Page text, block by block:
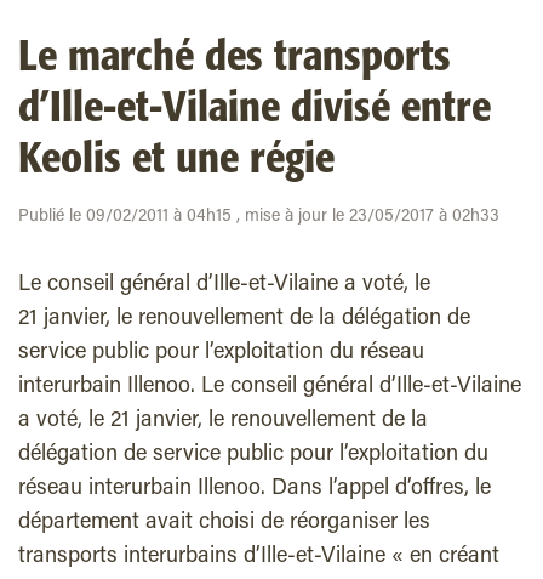
Le marché des transports
d’Ille-et-Vilaine divisé entre
Keolis et une régie
Publié le 09/02/2011 à 04h15 , mise à jour le 23/05/2017 à 02h33
Le conseil général d’Ille-et-Vilaine a voté, le
21 janvier, le renouvellement de la délégation de
service public pour l’exploitation du réseau
interurbain Illenoo. Le conseil général d’Ille-et-Vilaine
a voté, le 21 janvier, le renouvellement de la
délégation de service public pour l’exploitation du
réseau interurbain Illenoo. Dans l’appel d’offres, le
département avait choisi de réorganiser les
transports interurbains d’Ille-et-Vilaine « en créant